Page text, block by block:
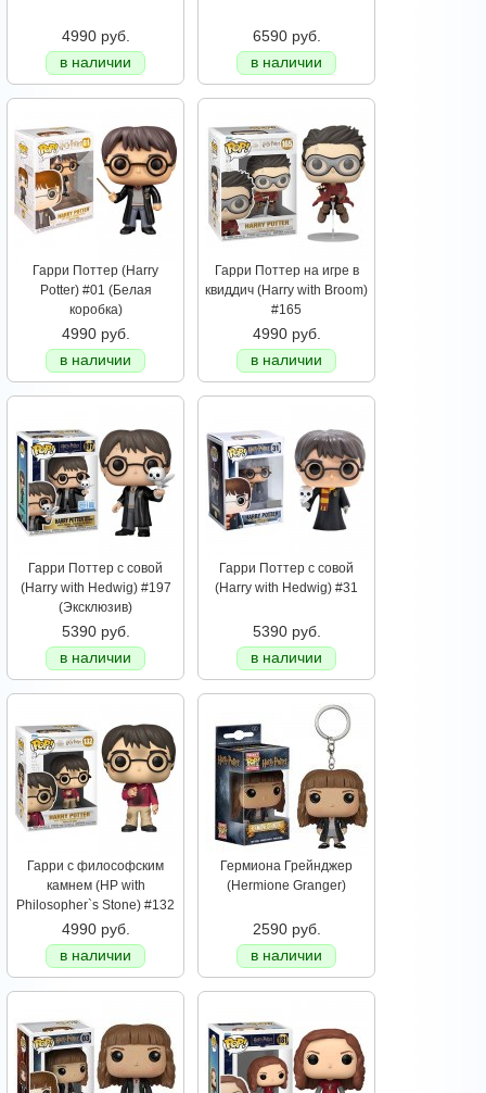
4990 руб.
в наличии
6590 руб.
в наличии
Гарри Поттер (Harry
Potter) #01 (Белая
коробка)
4990 руб.
в наличии
Гарри Поттер на игре в
квиддич (Harry with Broom)
#165
4990 руб.
в наличии
Гарри Поттер с совой
(Harry with Hedwig) #197
(Эксклюзив)
5390 руб.
в наличии
Гарри Поттер с совой
(Harry with Hedwig) #31
5390 руб.
в наличии
Гарри с философским
камнем (HP with
Philosopher`s Stone) #132
4990 руб.
в наличии
Гермиона Грейнджер
(Hermione Granger)
2590 руб.
в наличии